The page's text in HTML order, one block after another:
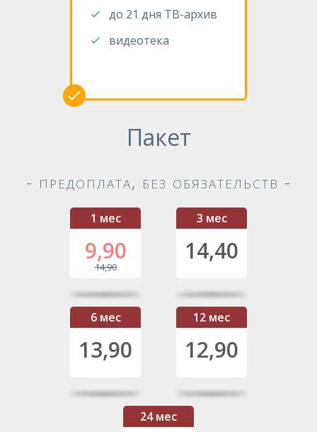
до 21 дня ТВ-архив
видеотека
Пакет
- предоплата, без обязательств -
1 мес
9,90
14,90
3 мес
14,40
6 мес
13,90
12 мес
12,90
24 мес